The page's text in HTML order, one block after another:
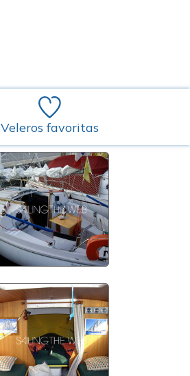
Veleros favoritas